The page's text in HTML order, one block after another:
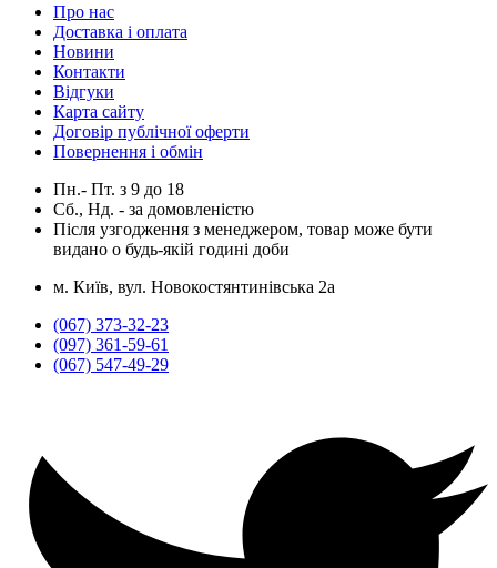
Про нас
Доставка і оплата
Новини
Контакти
Відгуки
Карта сайту
Договір публічної оферти
Повернення і обмін
Пн.- Пт. з 9 до 18
Сб., Нд. - за домовленістю
Після узгодження з менеджером, товар може бути
видано о будь-якій годині доби
м. Київ, вул. Новокостянтинівська 2а
(067) 373-32-23
(097) 361-59-61
(067) 547-49-29